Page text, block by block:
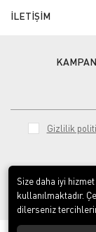
İLETİŞİM
Gizlilik
Size daha iyi
kullanılmaktadır.
dilerseniz